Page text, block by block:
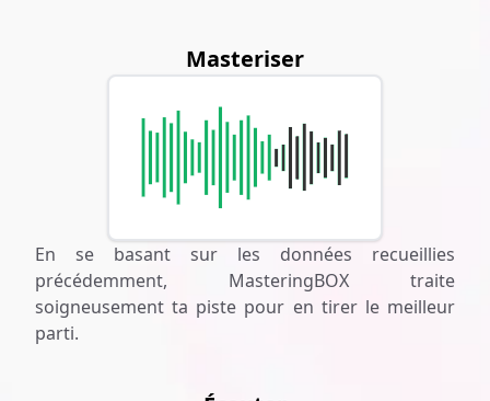
Masteriser
En se basant sur les données recueillies
précédemment, MasteringBOX traite
soigneusement ta piste pour en tirer le meilleur
parti.